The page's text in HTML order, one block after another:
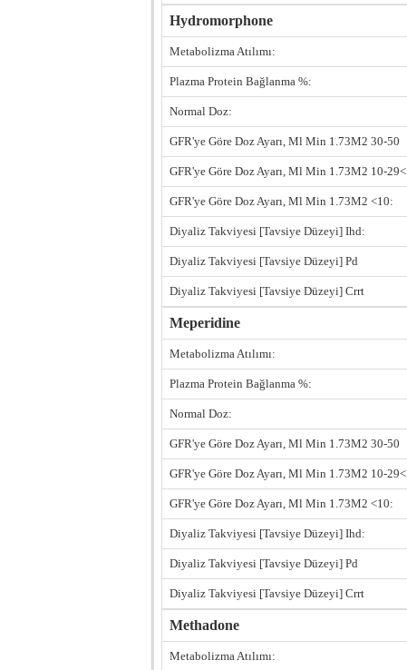
Hydromorphone
Metabolizma Atılımı:
Plazma Protein Bağlanma %:
Normal Doz:
GFR'ye Göre Doz Ayarı, Ml Min 1.73M2 30-50
GFR'ye Göre Doz Ayarı, Ml Min 1.73M2 10-29<
GFR'ye Göre Doz Ayarı, Ml Min 1.73M2 <10:
Diyaliz Takviyesi [Tavsiye Düzeyi] Ihd:
Diyaliz Takviyesi [Tavsiye Düzeyi] Pd
Diyaliz Takviyesi [Tavsiye Düzeyi] Crrt
Meperidine
Metabolizma Atılımı:
Plazma Protein Bağlanma %:
Normal Doz:
GFR'ye Göre Doz Ayarı, Ml Min 1.73M2 30-50
GFR'ye Göre Doz Ayarı, Ml Min 1.73M2 10-29<
GFR'ye Göre Doz Ayarı, Ml Min 1.73M2 <10:
Diyaliz Takviyesi [Tavsiye Düzeyi] Ihd:
Diyaliz Takviyesi [Tavsiye Düzeyi] Pd
Diyaliz Takviyesi [Tavsiye Düzeyi] Crrt
Methadone
Metabolizma Atılımı: